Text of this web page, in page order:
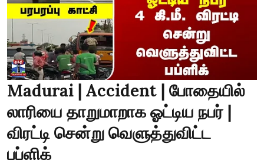
Madurai | Accident | போதையில்
லாரியை தாறுமாறாக ஓட்டிய நபர் |
விரட்டி சென்று வெளுத்துவிட்ட
பப்ளிக்